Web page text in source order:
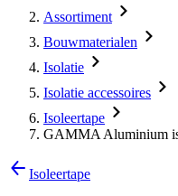
Assortiment
Bouwmaterialen
Isolatie
Isolatie accessoires
Isoleertape
GAMMA Aluminium
Isoleertape